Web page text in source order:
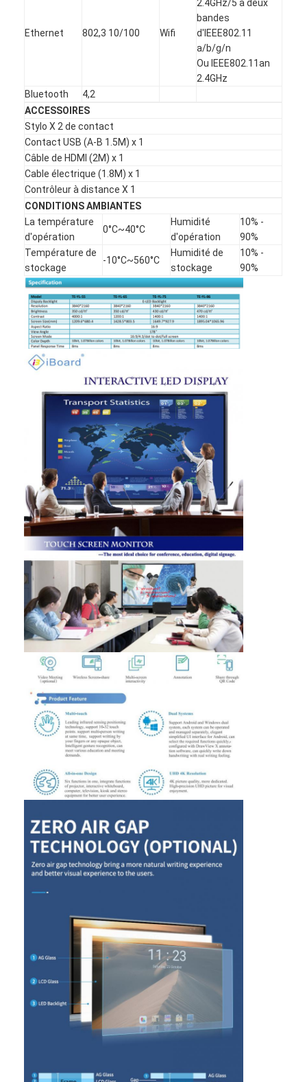
Ethernet 802,3 10/100 Wifi
2.4GHz/5 à deux
bandes
d'IEEE802.11
a/b/g/n
Ou IEEE802.11an
2.4GHz
Bluetooth
4,2
ACCESSOIRES
Stylo X 2 de contact
Contact USB (A-B 1.5M) x 1
Câble de HDMI (2M) x 1
Cable électrique (1.8M) x 1
Contrôleur à distance X 1
CONDITIONS AMBIANTES
La température
d'opération
0°C~40°C
Humidité
d'opération
10% -
90%
Température de
stockage
-10°C~560°C
Humidité de
stockage
10% -
90%